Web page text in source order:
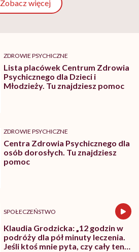
Zobacz więcej
ZDROWIE PSYCHICZNE
Lista placówek Centrum Zdrowia
Psychicznego dla Dzieci i
Młodzieży. Tu znajdziesz pomoc
ZDROWIE PSYCHICZNE
Centra Zdrowia Psychicznego dla
osób dorosłych. Tu znajdziesz
pomoc
SPOŁECZEŃSTWO
Klaudia Grodzicka: „12 godzin w
podróży dla pół minuty leczenia.
Jeśli ktoś mnie pyta, czy cały ten